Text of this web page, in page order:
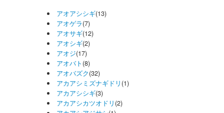
アオアシシギ(13)
アオゲラ(7)
アオサギ(12)
アオシギ(2)
アオジ(17)
アオバト (8)
アオバズク(32)
アカアシミズナギドリ (1)
アカアシシギ(3)
アカアシカツオドリ (2)